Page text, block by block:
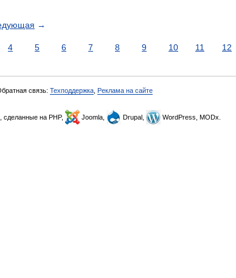
→
4 5 6 7 8 9 10 11 12
связь: Техподдержка Реклама на сайте
, сделанные на PHP, Joomla, Drupal, WordPress, MODx.